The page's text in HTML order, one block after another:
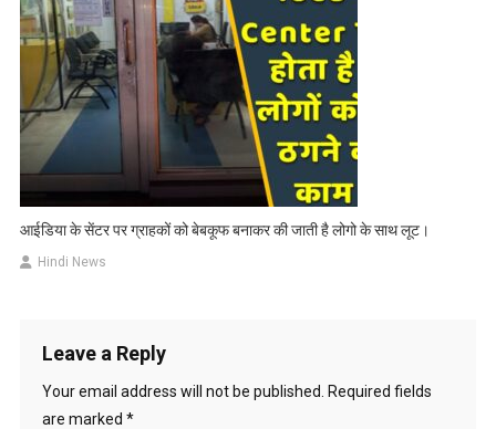
आईडिया के सेंटर पर ग्राहकों को बेबकूफ बनाकर की जाती है लोगो के साथ लूट।
Hindi News
Leave a Reply
Your email address will not be published.
Required fields
are marked *